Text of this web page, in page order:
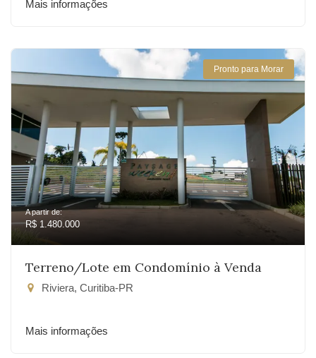
Mais informações
Pronto para Morar
A partir de:
R$ 1.480.000
Terreno/Lote em Condomínio à Venda
Riviera, Curitiba-PR
Mais informações